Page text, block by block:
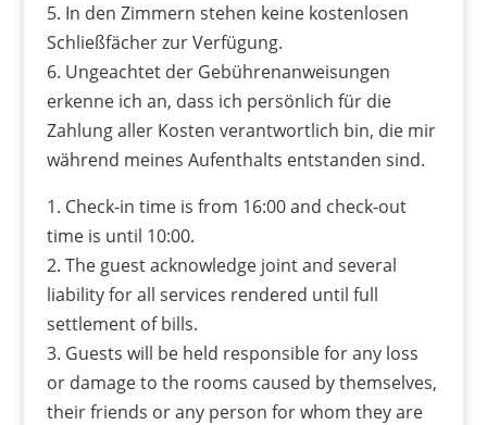
5. In den Zimmern stehen keine kostenlosen
Schließfächer zur Verfügung.
6. Ungeachtet der Gebührenanweisungen
erkenne ich an, dass ich persönlich für die
Zahlung aller Kosten verantwortlich bin, die mir
während meines Aufenthalts entstanden sind.
1. Check-in time is from 16:00 and check-out
time is until 10:00.
2. The guest acknowledge joint and several
liability for all services rendered until full
settlement of bills.
3. Guests will be held responsible for any loss
or damage to the rooms caused by themselves,
their friends or any person for whom they are